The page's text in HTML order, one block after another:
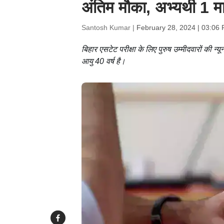
अंतिम मौका, अभ्यर्थी 1
Santosh Kumar | February 28, 2024 | 03:06
बिहार एसटेट परीक्षा के लिए पुरुष उम्मीदवारों
आयु 40 वर्ष है।